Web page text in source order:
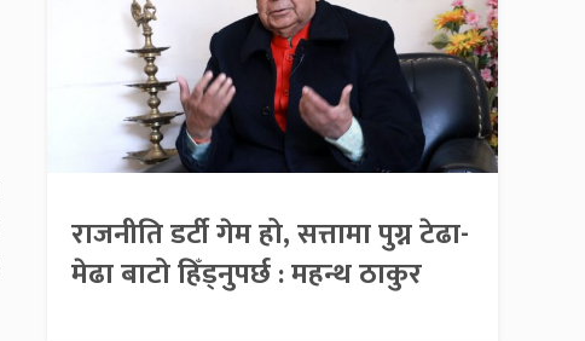
राजनीति डर्टी गेम हो, सत्तामा पुग्न टेढा-
मेढा बाटो हिँड्नुपर्छ : महन्थ ठाकुर